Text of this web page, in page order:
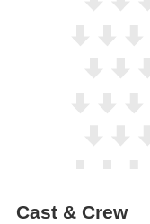
Cast & Crew